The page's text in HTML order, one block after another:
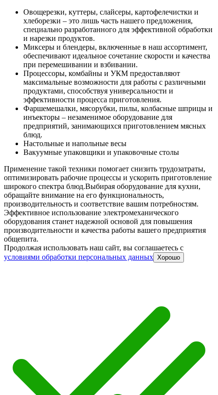
Овощерезки, куттеры, слайсеры, картофелечистки и
хлеборезки – это лишь часть нашего предложения,
специально разработанного для эффективной обработки
и нарезки продуктов.
Миксеры и блендеры, включенные в наш ассортимент,
обеспечивают идеальное сочетание скорости и качества
при перемешивании и взбивании.
Процессоры, комбайны и УКМ предоставляют
максимальные возможности для работы с различными
продуктами, способствуя универсальности и
эффективности процесса приготовления.
Фаршемешалки, мясорубки, пилы, колбасные шприцы и
инъекторы – незаменимое оборудование для
предприятий, занимающихся приготовлением мясных
блюд.
Настольные и напольные весы
Вакуумные упаковщики и упаковочные столы
Применение такой техники помогает снизить трудозатраты,
оптимизировать рабочие процессы и ускорить приготовление
широкого спектра блюд.Выбирая оборудование для кухни,
обращайте внимание на его функциональность,
производительность и соответствие вашим потребностям.
Эффективное использование электромеханического
оборудования станет надежной основой для повышения
производительности и качества работы вашего предприятия
общепита.
Продолжая использовать наш сайт, вы соглашаетесь c
условиями обработки персональных данных Хорошо